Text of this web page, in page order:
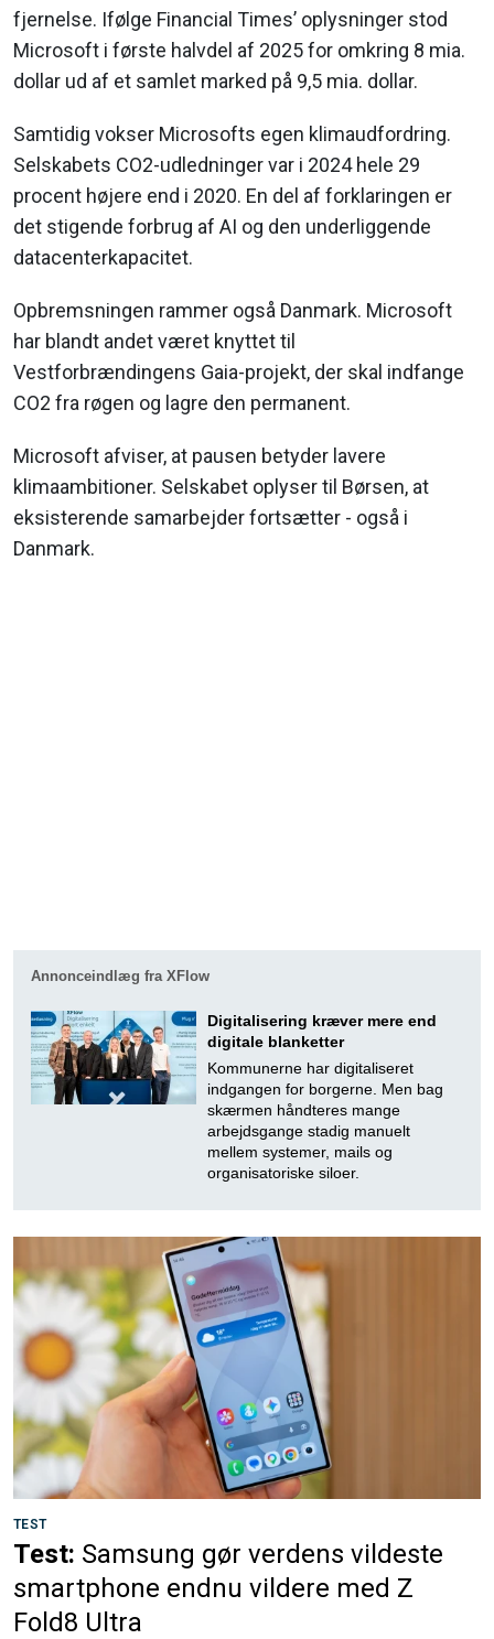
fjernelse. Ifølge Financial Times’ oplysninger stod
Microsoft i første halvdel af 2025 for omkring 8 mia.
dollar ud af et samlet marked på 9,5 mia. dollar.
Samtidig vokser Microsofts egen klimaudfordring.
Selskabets CO2-udledninger var i 2024 hele 29
procent højere end i 2020. En del af forklaringen er
det stigende forbrug af AI og den underliggende
datacenterkapacitet.
Opbremsningen rammer også Danmark. Microsoft
har blandt andet været knyttet til
Vestforbrændingens Gaia-projekt, der skal indfange
CO2 fra røgen og lagre den permanent.
Microsoft afviser, at pausen betyder lavere
klimaambitioner. Selskabet oplyser til Børsen, at
eksisterende samarbejder fortsætter - også i
Danmark.
Annonceindlæg fra XFlow
Digitalisering kræver mere end
digitale blanketter
Kommunerne har digitaliseret
indgangen for borgerne. Men bag
skærmen håndteres mange
arbejdsgange stadig manuelt
mellem systemer, mails og
organisatoriske siloer.
TEST
Test: Samsung gør verdens vildeste
smartphone endnu vildere med Z
Fold8 Ultra